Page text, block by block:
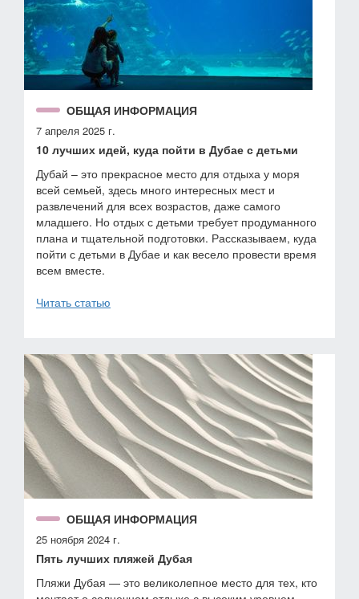
ОБЩАЯ ИНФОРМАЦИЯ
7 апреля 2025 г.
10 лучших идей, куда пойти в Дубае с детьми
Дубай – это прекрасное место для отдыха у моря
всей семьей, здесь много интересных мест и
развлечений для всех возрастов, даже самого
младшего. Но отдых с детьми требует продуманного
плана и тщательной подготовки. Рассказываем, куда
пойти с детьми в Дубае и как весело провести время
всем вместе.
Читать статью
ОБЩАЯ ИНФОРМАЦИЯ
25 ноября 2024 г.
Пять лучших пляжей Дубая
Пляжи Дубая — это великолепное место для тех, кто